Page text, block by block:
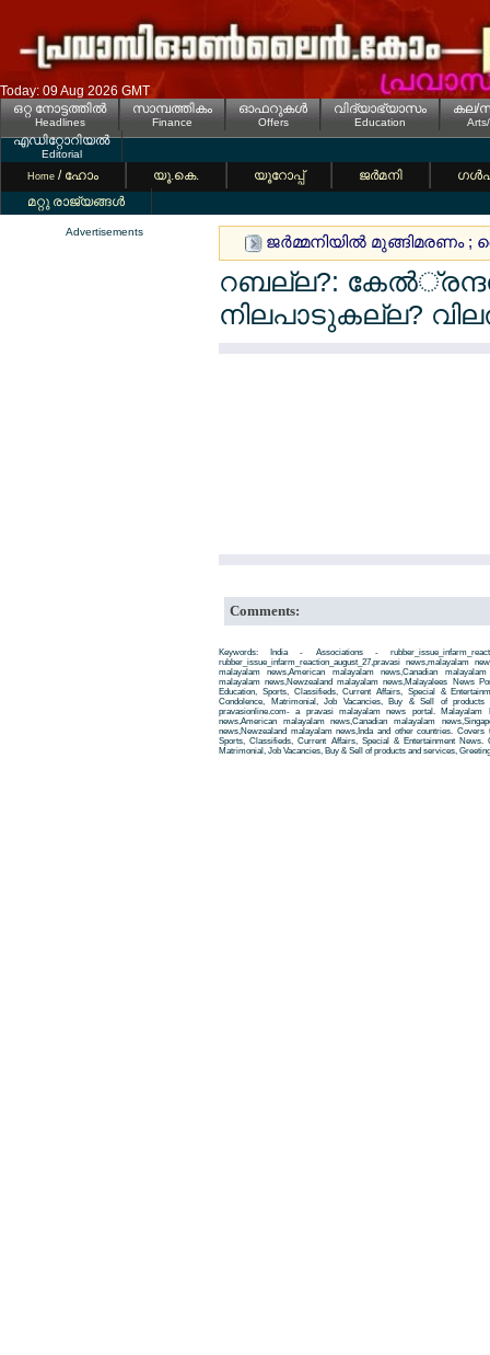
Today: 09 Aug 2026 GMT
ഒറ്റ നോട്ടത്തില്‍
Headlines
സാമ്പത്തികം
Finance
ഓഫറുകള്‍
Offers
വിദ്യാഭ്യാസം
Education
കല/
എഡിറ്റോറിയല്‍
Editorial
Home / ഹോം യൂ.കെ. യൂറോപ്പ് ജര്‍മനി
മറ്റു രാജ്യങ്ങള്‍
Advertisements
ജര്‍മ്മനിയില്‍ മുങ്ങിമരണം ;
റബല്ല?:
നിലപാടുകല്ല?
Comments:
Keywords: India - Associations -
rubber_issue_infarm_reaction_august_27,pravasi news,malayalam
malayalam news,American malayalam news,Canadian
malayalam news,Newzealand malayalam news,Malayalees News
Education, Sports, Classifieds, Current Affairs, Special &
Condolence, Matrimonial, Job Vacancies, Buy & Sell of
pravasionline.com- a pravasi malayalam news portal. Malayalam
news,American malayalam news,Canadian malayalam
news,Newzealand malayalam news,Inda and other countries.
Sports, Classifieds, Current Affairs, Special & Entertainment News.
Matrimonial, Job Vacancies, Buy & Sell of products and services,